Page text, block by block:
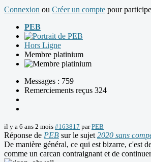
Connexion ou Créer un compte pour
PEB
Hors Ligne
Membre platinium
Messages : 759
Remerciements reçus 324
il y a 6 ans 2 mois #163817 parPEB
Réponse de PEB sur le sujet 2020 sans
De manière général, ce qui est bizarre, c'est
comme un carcan contraignant et de